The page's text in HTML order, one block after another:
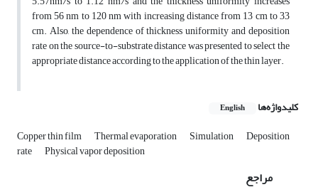
from 56 nm to 120 nm with increasing distance from 13 cm to 33
cm. Also, the dependence of thickness uniformity and deposition
rate on the source-to-substrate distance was presented to select the
appropriate distance according to the application of the thin layer.
کلیدواژه‌ها English
Copper thin film Thermal evaporation Simulation Deposition
rate Physical vapor deposition
مراجع